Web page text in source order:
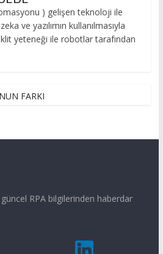
) gelişen teknoloji ile
ve yazılımın kullanılmasıyla
yeteneği ile robotlar tarafından
FARKI
RPA bilgilerinden haberdar